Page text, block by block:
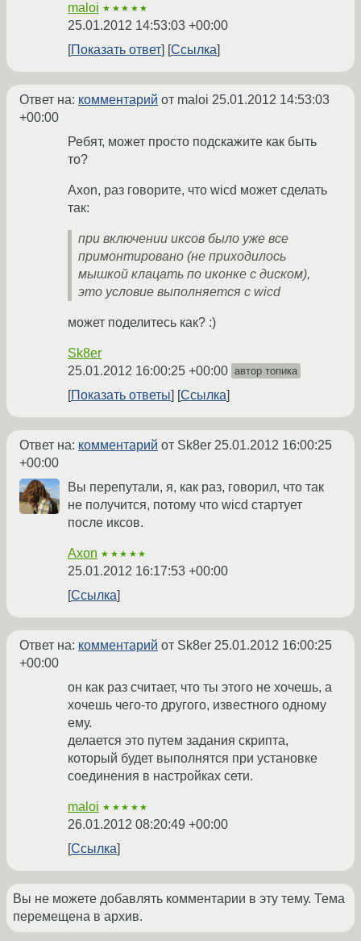
maloi ★★★★★
25.01.2012 14:53:03 +00:00
Показать ответ
Ссылка
Ответ на: комментарий от maloi 25.01.2012 14:53:03
+00:00
Ребят, может просто подскажите как быть
то?
Axon, раз говорите, что wicd может сделать
так:
при включении иксов было уже все
примонтировано (не приходилось
мышкой клацать по иконке с диском),
это условие выполняется с wicd
может поделитесь как? :)
Sk8er
25.01.2012 16:00:25 +00:00 автор топика
Показать ответы Ссылка
Ответ на: комментарий от Sk8er 25.01.2012 16:00:25
+00:00
Вы перепутали, я, как раз, говорил, что так
не получится, потому что wicd стартует
после иксов.
Axon ★★★★★
25.01.2012 16:17:53 +00:00
Ссылка
Ответ на: комментарий от Sk8er 25.01.2012 16:00:25
+00:00
он как раз считает, что ты этого не хочешь, а
хочешь чего-то другого, известного одному
ему.
делается это путем задания скрипта,
который будет выполнятся при установке
соединения в настройках сети.
maloi ★★★★★
26.01.2012 08:20:49 +00:00
Ссылка
Вы не можете добавлять комментарии в эту тему. Тема
перемещена в архив.